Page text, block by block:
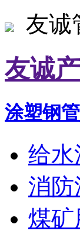
友诚
友诚
涂塑钢管
给水
消防
煤矿